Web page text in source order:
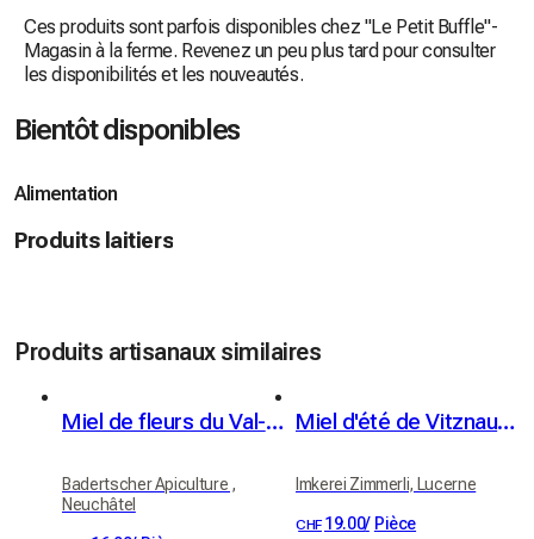
Ces produits sont parfois disponibles chez "Le Petit Buffle"-
Magasin à la ferme. Revenez un peu plus tard pour consulter
les disponibilités et les nouveautés.
Bientôt disponibles
Alimentation
Produits laitiers
Produits artisanaux similaires
Miel de fleurs du Val-de-Travers
Badertscher Apiculture ,
Neuchâtel
Miel d'été de Vitznau 500 g
Imkerei Zimmerli, Lucerne
CHF 19.00/ Pièce